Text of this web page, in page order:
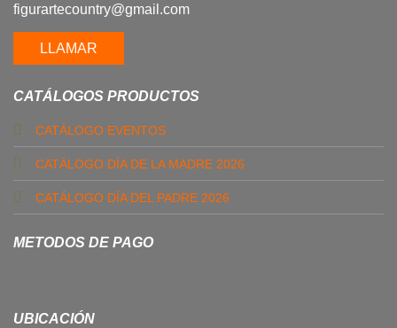
figurartecountry@gmail.com
LLAMAR
CATÁLOGOS PRODUCTOS
CATÁLOGO EVENTOS
CATÁLOGO DÍA DE LA MADRE 2026
CATÁLOGO DÍA DEL PADRE 2026
METODOS DE PAGO
UBICACIÓN